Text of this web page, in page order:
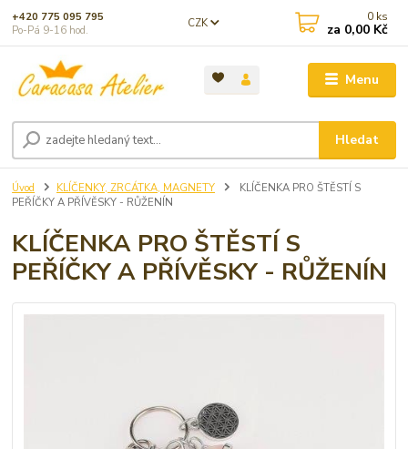
Menu
CZK
Hledat
+420 775 095 795
Po-Pá 9-16 hod.
0 ks
za 0,00 Kč
Úvod KLÍČENKY, ZRCÁTKA, MAGNETY
KLÍČENKA PRO ŠTĚSTÍ S
PEŘÍČKY A PŘÍVĚSKY - RŮŽENÍN
KLÍČENKA PRO ŠTĚSTÍ S
PEŘÍČKY A PŘÍVĚSKY - RŮŽENÍN